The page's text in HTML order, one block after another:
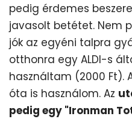
pedig érdemes
javasolt betétet. Nem
jók az egyéni talpra
otthonra egy ALDI-s
használtam (2000 Ft).
óta is használom. Az
pedig egy "Ironman